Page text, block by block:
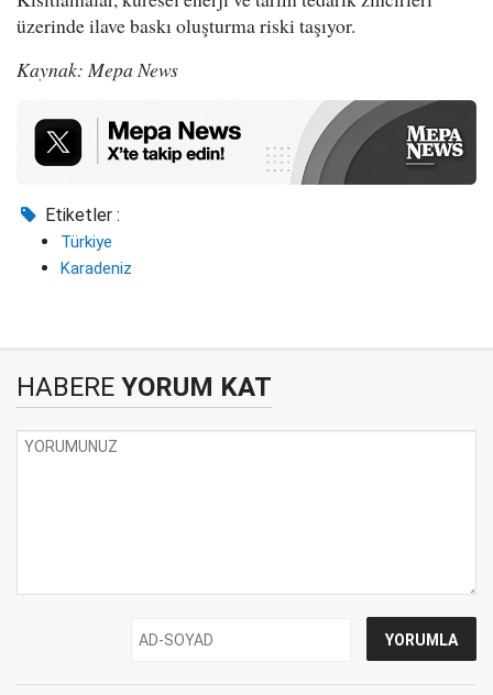
üzerinde ilave baskı oluşturma riski taşıyor.
Kaynak: Mepa News
Etiketler :
Türkiye
Karadeniz
HABERE YORUM KAT